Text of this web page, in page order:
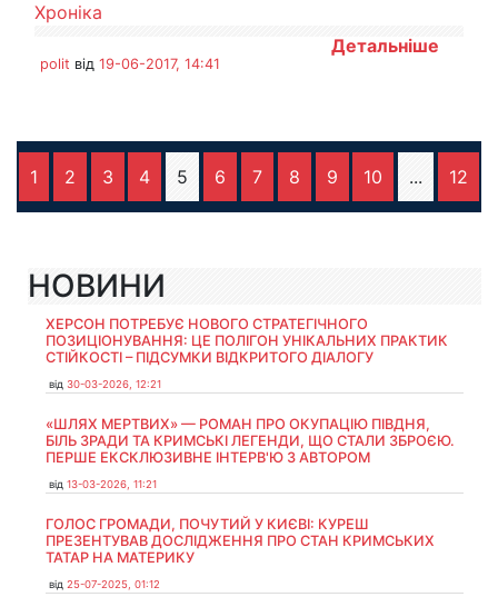
Хроніка
Детальніше
polit від 19-06-2017, 14:41
1 2 3 4 5 6 7 8 9 10 ... 12
НОВИНИ
ХЕРСОН ПОТРЕБУЄ НОВОГО СТРАТЕГІЧНОГО
ПОЗИЦІОНУВАННЯ: ЦЕ ПОЛІГОН УНІКАЛЬНИХ ПРАКТИК
СТІЙКОСТІ – ПІДСУМКИ ВІДКРИТОГО ДІАЛОГУ
від 30-03-2026, 12:21
«ШЛЯХ МЕРТВИХ» — РОМАН ПРО ОКУПАЦІЮ ПІВДНЯ,
БІЛЬ ЗРАДИ ТА КРИМСЬКІ ЛЕГЕНДИ, ЩО СТАЛИ ЗБРОЄЮ.
ПЕРШЕ ЕКСКЛЮЗИВНЕ ІНТЕРВ'Ю З АВТОРОМ
від 13-03-2026, 11:21
ГОЛОС ГРОМАДИ, ПОЧУТИЙ У КИЄВІ: КУРЕШ
ПРЕЗЕНТУВАВ ДОСЛІДЖЕННЯ ПРО СТАН КРИМСЬКИХ
ТАТАР НА МАТЕРИКУ
від 25-07-2025, 01:12